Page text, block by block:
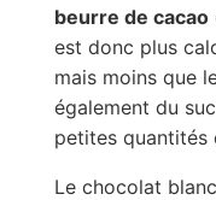
beurre de cacao
est donc plus
mais moins que
également du
petites quantités
Le chocolat